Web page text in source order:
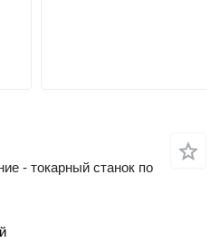
- токарный станок по